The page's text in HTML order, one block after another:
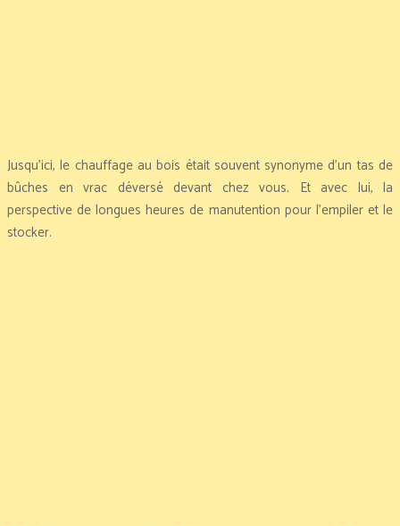
Jusqu’ici, le chauffage au bois était souvent synonyme d’un tas de
bûches en vrac déversé devant chez vous. Et avec lui, la
perspective de longues heures de manutention pour l’empiler et le
stocker.